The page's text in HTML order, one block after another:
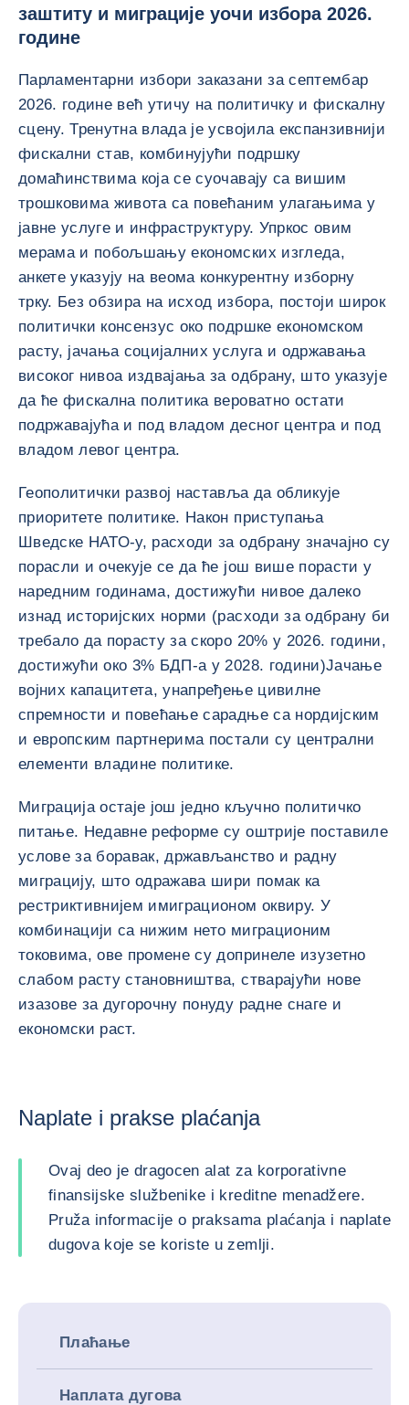
заштиту и миграције уочи избора 2026.
године
Парламентарни избори заказани за септембар
2026. године већ утичу на политичку и фискалну
сцену. Тренутна влада је усвојила експанзивнији
фискални став, комбинујући подршку
домаћинствима која се суочавају са вишим
трошковима живота са повећаним улагањима у
јавне услуге и инфраструктуру. Упркос овим
мерама и побољшању економских изгледа,
анкете указују на веома конкурентну изборну
трку. Без обзира на исход избора, постоји широк
политички консензус око подршке економском
расту, јачања социјалних услуга и одржавања
високог нивоа издвајања за одбрану, што указује
да ће фискална политика вероватно остати
подржавајућа и под владом десног центра и под
владом левог центра.
Геополитички развој наставља да обликује
приоритете политике. Након приступања
Шведске НАТО-у, расходи за одбрану значајно су
порасли и очекује се да ће још више порасти у
наредним годинама, достижући нивое далеко
изнад историјских норми (расходи за одбрану би
требало да порасту за скоро 20% у 2026. години,
достижући око 3% БДП-а у 2028. години)Јачање
војних капацитета, унапређење цивилне
спремности и повећање сарадње са нордијским
и европским партнерима постали су централни
елементи владине политике.
Миграција остаје још једно кључно политичко
питање. Недавне реформе су оштрије поставиле
услове за боравак, држављанство и радну
миграцију, што одражава шири помак ка
рестриктивнијем имиграционом оквиру. У
комбинацији са нижим нето миграционим
токовима, ове промене су допринеле изузетно
слабом расту становништва, стварајући нове
изазове за дугорочну понуду радне снаге и
економски раст.
Naplate i prakse plaćanja
Ovaj deo je dragocen alat za korporativne
finansijske službenike i kreditne menadžere.
Pruža informacije o praksama plaćanja i naplate
dugova koje se koriste u zemlji.
Плаћање
Наплата дугова